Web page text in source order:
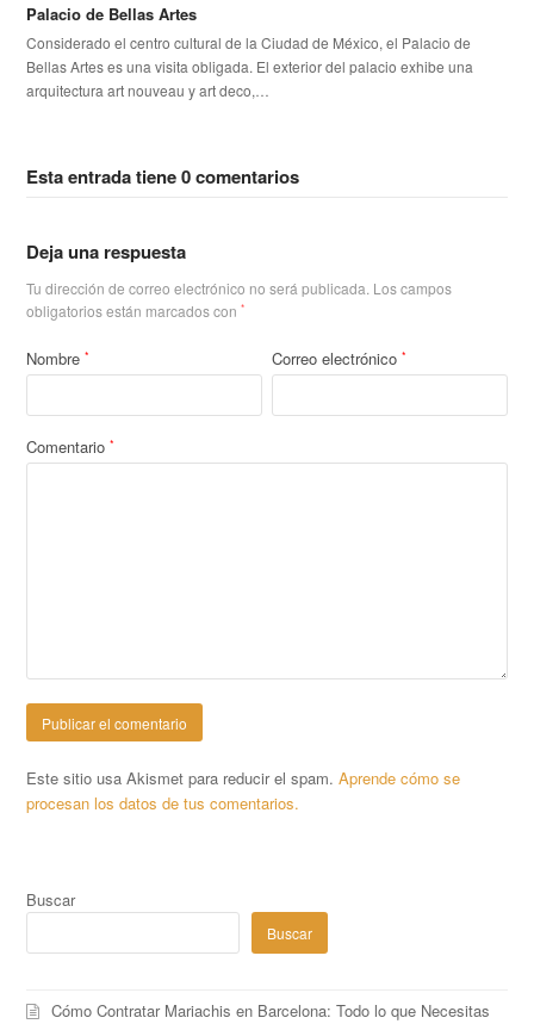
Palacio de Bellas Artes
Considerado el centro cultural de la Ciudad de México, el Palacio de
Bellas Artes es una visita obligada. El exterior del palacio exhibe una
arquitectura art nouveau y art deco,…
Esta entrada tiene 0 comentarios
Deja una respuesta
Tu dirección de correo electrónico no será publicada. Los campos
obligatorios están marcados con*
Nombre* Correo electrónico*
Comentario*
Este sitio usa Akismet para reducir el spam.Aprende cómo se
procesan los datos de tus comentarios.
Buscar
Buscar
Cómo Contratar Mariachis en Barcelona: Todo lo que Necesitas